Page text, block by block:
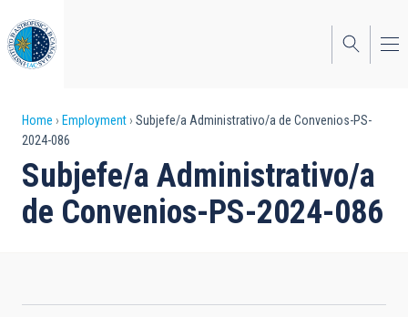
to
main
content
Breadcrumb
Home Employment
Subjefe/a Administrativo/a de Convenios-PS-
2024-086
Subjefe/a Administrativo/a
de Convenios-PS-2024-086